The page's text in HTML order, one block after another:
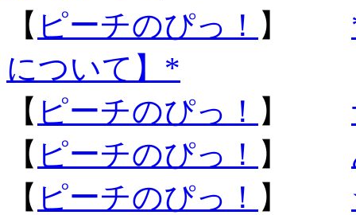
【 ピーチのぴっ！ 】
について】*
【 ピーチのぴっ！ 】
【 ピーチのぴっ！ 】
【 ピーチのぴっ！ 】